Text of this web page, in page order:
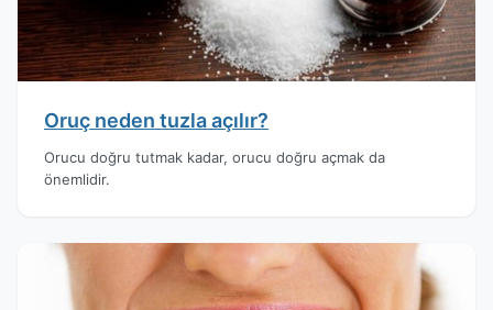
Oruç neden tuzla açılır?
Orucu doğru tutmak kadar, orucu doğru açmak da
önemlidir.